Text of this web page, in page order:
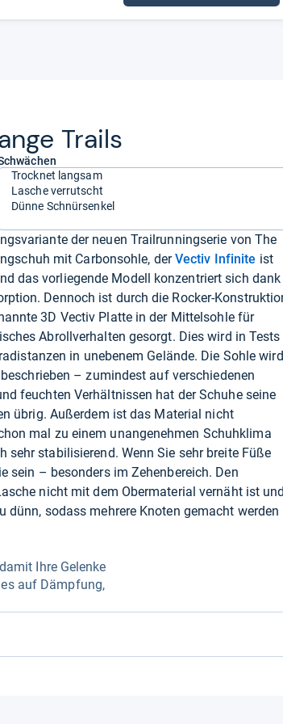
Trails
Trocknet langsam
Lasche verrutscht
Dünne Schnürsenkel
der neuen Trailrunningserie von The
mit Carbonsohle, derVectiv Infinite ist
das vorliegende Modell konzentriert sich dank
Dennoch ist durch die Rocker-
3D Vectiv Platte in der Mittelsohle für
Abrollverhalten gesorgt. Dies wird in Tests
in unebenem Gelände. Die Sohle wird
– zumindest auf verschiedenen
feuchten Verhältnissen hat der Schuhe seine
übrig. Außerdem ist das Material nicht
mal zu einem unangenehmen Schuhklima
stabilisierend. Wenn Sie sehr breite Füße
sein – besonders im Zehenbereich. Den
nicht mit dem Obermaterial vernäht ist
sodass mehrere Knoten gemacht werden
Ihre Gelenke
auf Dämpfung,